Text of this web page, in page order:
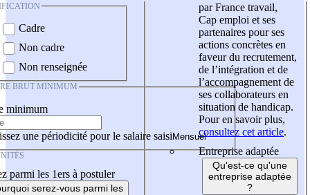
Cadre
Non cadre
Non renseignée
BRUT MINIMUM
minimum
une périodicité pour le salaire saisi
parmi les 1ers à postuler
serez-vous parmi les
par France travail,
Cap emploi et ses
partenaires pour ses
actions concrètes en
faveur du recrutement,
de l’intégration et de
l’accompagnement de
ses collaborateurs en
situation de handicap.
Pour en savoir plus,
consultez cet article.
Entreprise adaptée
Qu'est-ce qu'une
entreprise adaptée
?